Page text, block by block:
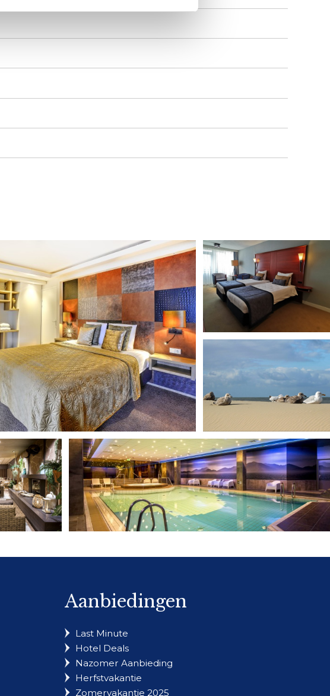
Aanbiedingen
Last Minute
Hotel Deals
Nazomer Aanbieding
Herfstvakantie
Zomervakantie 2025